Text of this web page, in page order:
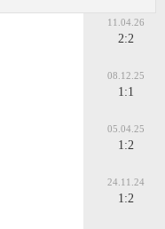
11.04.26
2:2
08.12.25
1:1
05.04.25
1:2
24.11.24
1:2